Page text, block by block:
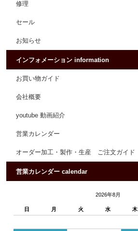
修理
セール
お知らせ
インフォメーション information
お買い物ガイド
会社概要
youtube 動画紹介
営業カレンダー
オーダー加工・製作・生産 ご注文ガイド
営業カレンダー calendar
2026年8月
日 月 火 水 木